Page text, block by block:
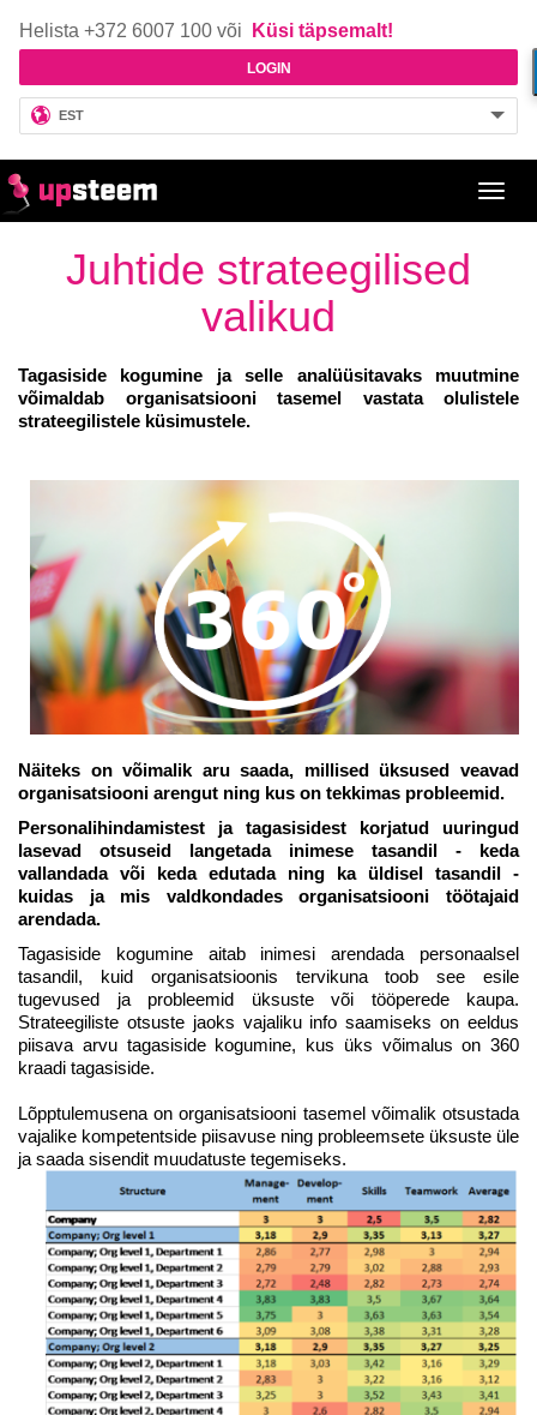
Helista +372 6007 100 või Küsi täpsemalt!
LOGIN
EST
Juhtide strateegilised
valikud
Tagasiside kogumine ja selle analüüsitavaks muutmine
võimaldab organisatsiooni tasemel vastata olulistele
strateegilistele küsimustele.
Näiteks on võimalik aru saada, millised üksused veavad
organisatsiooni arengut ning kus on tekkimas probleemid.
Personalihindamistest ja tagasisidest korjatud uuringud
lasevad otsuseid langetada inimese tasandil - keda
vallandada või keda edutada ning ka üldisel tasandil -
kuidas ja mis valdkondades organisatsiooni töötajaid
arendada.
Tagasiside kogumine aitab inimesi arendada personaalsel
tasandil, kuid organisatsioonis tervikuna toob see esile
tugevused ja probleemid üksuste või tööperede kaupa.
Strateegiliste otsuste jaoks vajaliku info saamiseks on eeldus
piisava arvu tagasiside kogumine, kus üks võimalus on 360
kraadi tagasiside.
Lõpptulemusena on organisatsiooni tasemel võimalik otsustada
vajalike kompetentside piisavuse ning probleemsete üksuste üle
ja saada sisendit muudatuste tegemiseks.